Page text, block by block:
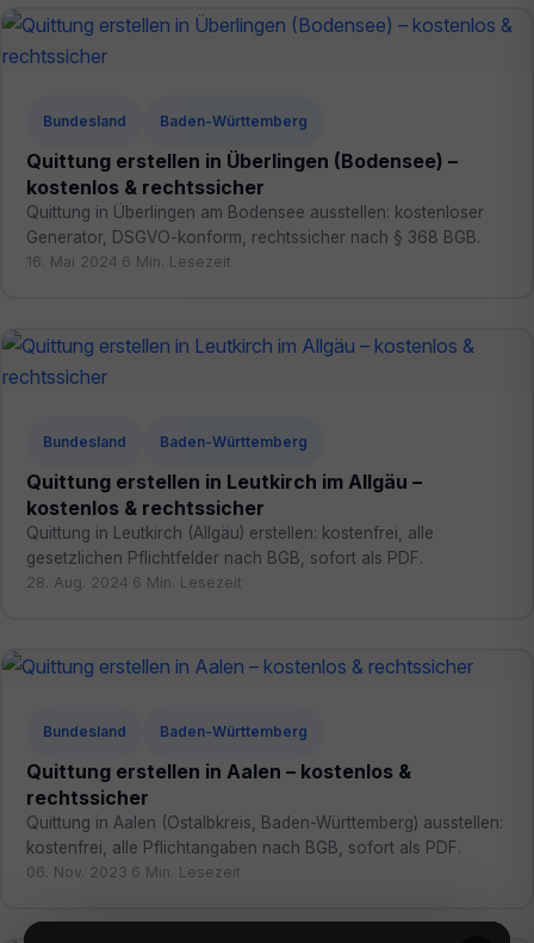
Bundesland Baden-Württemberg
Quittung erstellen in Überlingen (Bodensee) –
kostenlos & rechtssicher
Quittung in Überlingen am Bodensee ausstellen: kostenloser
Generator, DSGVO-konform, rechtssicher nach § 368 BGB.
16. Mai 2024 6 Min. Lesezeit
Bundesland Baden-Württemberg
Quittung erstellen in Leutkirch im Allgäu –
kostenlos & rechtssicher
Quittung in Leutkirch (Allgäu) erstellen: kostenfrei, alle
gesetzlichen Pflichtfelder nach BGB, sofort als PDF.
28. Aug. 2024 6 Min. Lesezeit
Bundesland Baden-Württemberg
Quittung erstellen in Aalen – kostenlos &
rechtssicher
Quittung in Aalen (Ostalbkreis, Baden-Württemberg) ausstellen:
kostenfrei, alle Pflichtangaben nach BGB, sofort als PDF.
06. Nov. 2023 6 Min. Lesezeit